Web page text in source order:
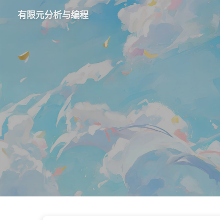
有限元分析与编程